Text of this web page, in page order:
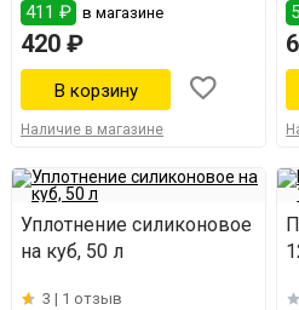
411 ₽ в магазине
420 ₽
Наличие в магазине
Уплотнение силиконовое
на куб, 50 л
3 | 1 отзыв